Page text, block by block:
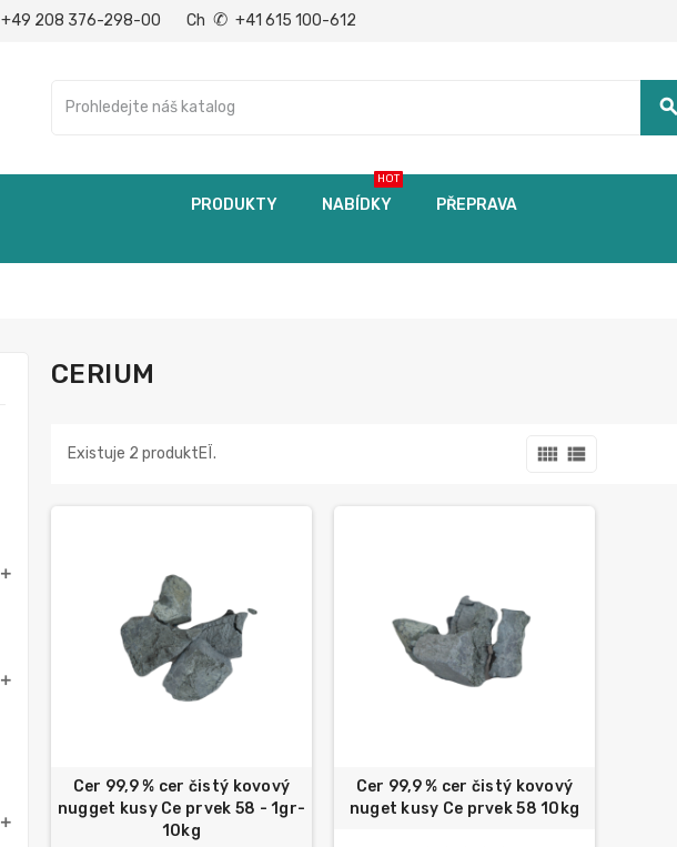
+49 208 376-298-00 Ch ✆ +41 615 100-612
search
PRODUKTY NABÍDKY
HOT
PŘEPRAVA
CERIUM
view_comfy view_list
Existuje 2 produktЕЇ.
Cer 99,9 % cer čistý kovový
nugget kusy Ce prvek 58 - 1gr-
10kg
Cer 99,9 % cer čistý kovový
nuget kusy Ce prvek 58 10kg